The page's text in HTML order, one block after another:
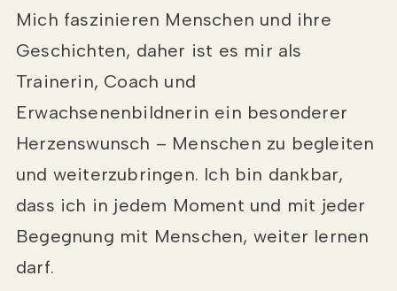
Mich faszinieren Menschen und ihre
Geschichten, daher ist es mir als
Trainerin, Coach und
Erwachsenenbildnerin ein besonderer
Herzenswunsch – Menschen zu begleiten
und weiterzubringen. Ich bin dankbar,
dass ich in jedem Moment und mit jeder
Begegnung mit Menschen, weiter lernen
darf.